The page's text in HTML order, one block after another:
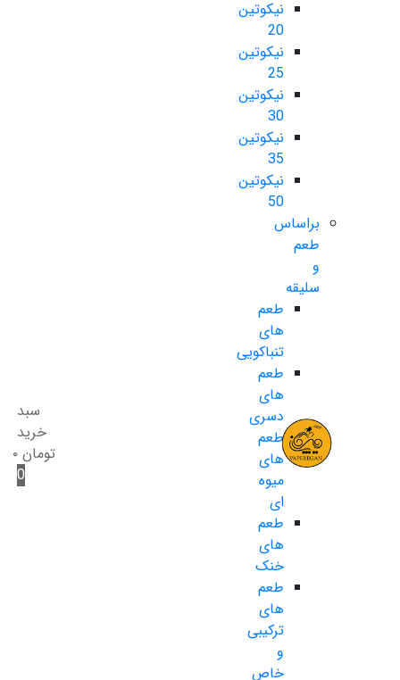
نیکوتین
20
نیکوتین
25
نیکوتین
30
نیکوتین
35
نیکوتین
50
براساس
طعم
و
سلیقه
طعم
های
تنباکویی
طعم
های
دسری
طعم
های
میوه
ای
طعم
های
خنک
طعم
های
ترکیبی
و
خاص
سبد
خرید
تومان ۰
0